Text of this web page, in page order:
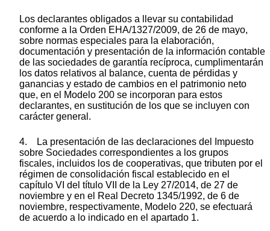
Los declarantes obligados a llevar su contabilidad
conforme a la Orden EHA/1327/2009, de 26 de mayo,
sobre normas especiales para la elaboración,
documentación y presentación de la información contable
de las sociedades de garantía recíproca, cumplimentarán
los datos relativos al balance, cuenta de pérdidas y
ganancias y estado de cambios en el patrimonio neto
que, en el Modelo 200 se incorporan para estos
declarantes, en sustitución de los que se incluyen con
carácter general.
4. La presentación de las declaraciones del Impuesto
sobre Sociedades correspondientes a los grupos
fiscales, incluidos los de cooperativas, que tributen por el
régimen de consolidación fiscal establecido en el
capítulo VI del título VII de la Ley 27/2014, de 27 de
noviembre y en el Real Decreto 1345/1992, de 6 de
noviembre, respectivamente, Modelo 220, se efectuará
de acuerdo a lo indicado en el apartado 1.